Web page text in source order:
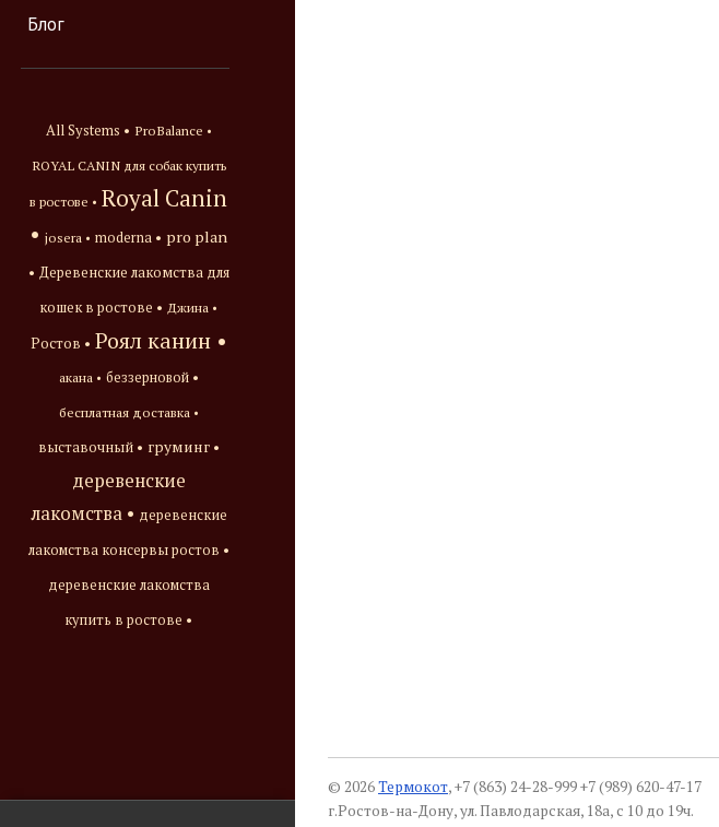
Блог
All Systems • ProBalance •
ROYAL CANIN для собак купить
в ростове • Royal Canin
• josera • moderna • pro plan
• Деревенские лакомства для
кошек в ростове • Джина •
Ростов • Роял канин •
акана • беззерновой •
бесплатная доставка •
выставочный • груминг •
деревенские
лакомства • деревенские
лакомства консервы ростов •
деревенские лакомства
купить в ростове •
© 2026Термокот, +7 (863) 24-28-999 +7 (989) 620-47-17
г.Ростов-на-Дону, ул. Павлодарская, 18а, с 10 до 19ч.